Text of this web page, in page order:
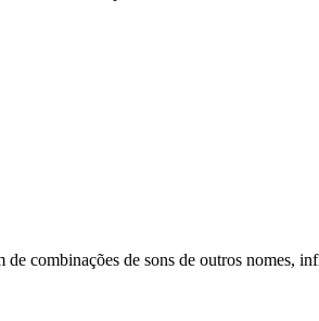
combinações de sons de outros nomes,